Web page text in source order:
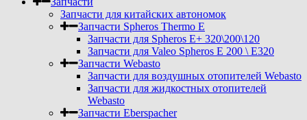
Запчасти для китайских автономок
Запчасти Spheros Thermo E
Запчасти для Spheros E+ 320\200\120
Запчасти для Valeo Spheros E 200 \ E320
Запчасти Webasto
Запчасти для воздушных отопителей Webasto
Запчасти для жидкостных отопителей
Webasto
Запчасти Eberspacher